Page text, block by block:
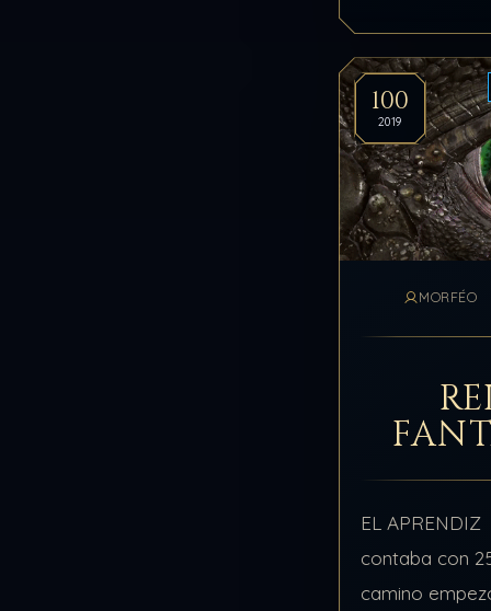
100
2019
MORFÉO
EL
contaba con
camino